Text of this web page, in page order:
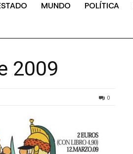
MUNDO POLÍTICA
2009
0